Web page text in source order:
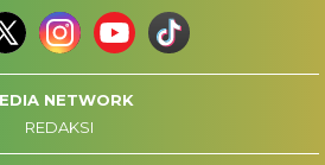
NETWORK
REDAKSI